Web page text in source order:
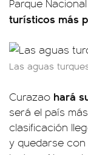
Parque
turísticos más
Las aguas
Curazao hará
será el país
clasificación
y quedarse con